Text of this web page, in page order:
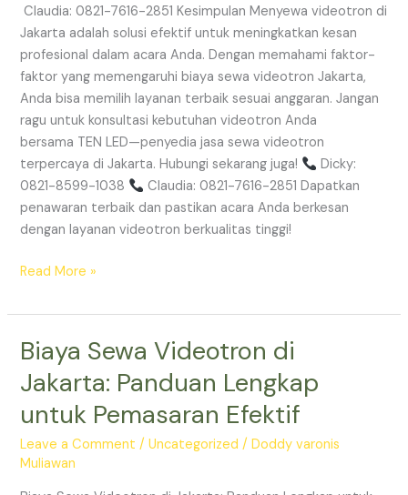
Claudia: 0821-7616-2851 Kesimpulan Menyewa videotron di
Jakarta adalah solusi efektif untuk meningkatkan kesan
profesional dalam acara Anda. Dengan memahami faktor-
faktor yang memengaruhi biaya sewa videotron Jakarta,
Anda bisa memilih layanan terbaik sesuai anggaran. Jangan
ragu untuk konsultasi kebutuhan videotron Anda
bersama TEN LED—penyedia jasa sewa videotron
terpercaya di Jakarta. Hubungi sekarang juga!
Dicky:
0821-8599-1038
Claudia: 0821-7616-2851 Dapatkan
penawaran terbaik dan pastikan acara Anda berkesan
dengan layanan videotron berkualitas tinggi!
Read More »
Biaya Sewa Videotron di
Jakarta: Panduan Lengkap
untuk Pemasaran Efektif
Leave a Comment /Uncategorized /Doddy varonis
Muliawan
Biaya
Videotron
di
Panduan